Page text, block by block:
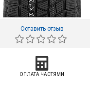
Оставить отзыв
ОПЛАТА ЧАСТЯМИ